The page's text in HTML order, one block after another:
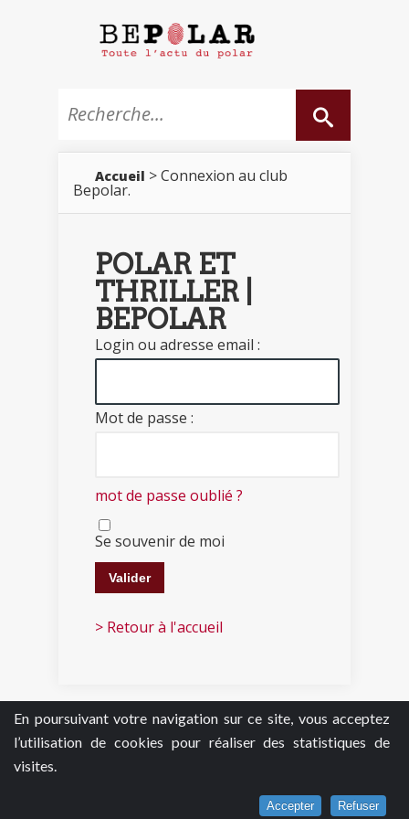
En poursuivant votre navigation sur ce site, vous acceptez
l’utilisation de cookies pour réaliser des statistiques de
visites.
Accepter Refuser
Accueil > Connexion au club
Bepolar.
POLAR ET
THRILLER |
BEPOLAR
Login ou adresse email :
Mot de passe :
mot de passe oublié ?
Se souvenir de moi
> Retour à l'accueil